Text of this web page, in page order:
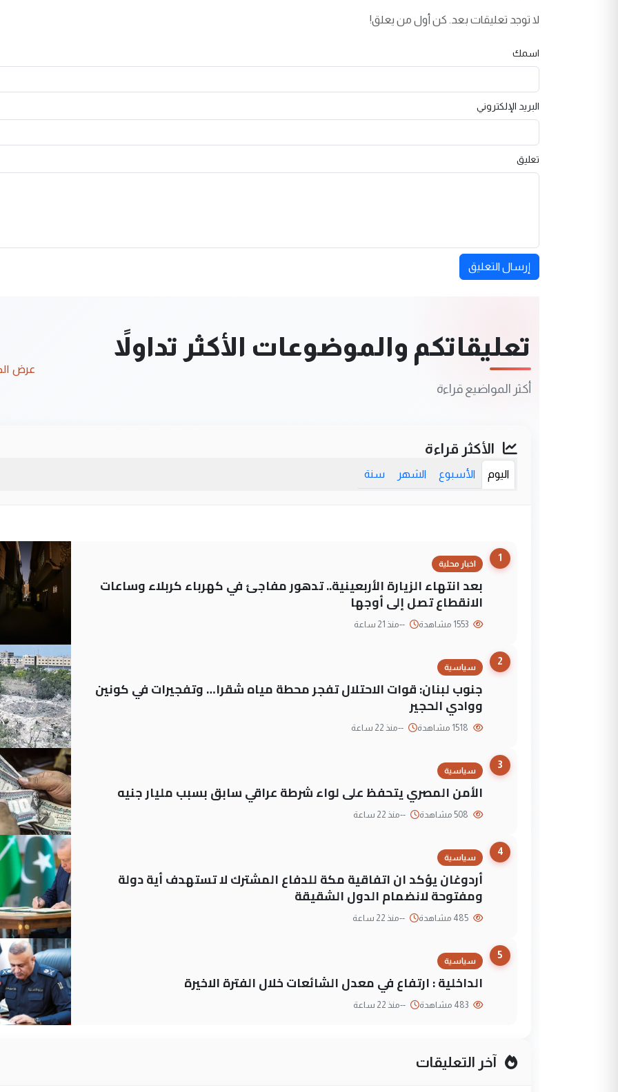
لا توجد تعليقات بعد. كن أول من يعلق!
اسمك
البريد الإلكتروني
تعليق
إرسال التعليق
تعليقاتكم والموضوعات الأكثر تداولاً
أكثر المواضيع قراءة
عرض
الأكثر قراءة
اليوم الأسبوع الشهر سنة
1
اخبار محلية
بعد انتهاء الزيارة الأربعينية.. تدهور مفاجئ في كهرباء كربلاء وساعات
الانقطاع تصل إلى أوجها
--منذ 21 ساعة
2
سياسية
جنوب لبنان: قوات الاحتلال تفجر محطة مياه شقرا… وتفجيرات في كونين
ووادي الحجير
--منذ 22 ساعة
3
سياسية
الأمن المصري يتحفظ على لواء شرطة عراقي سابق بسبب مليار جنيه
--منذ 22 ساعة
4
سياسية
أردوغان يؤكد ان اتفاقية مكة للدفاع المشترك لا تستهدف أية دولة
ومفتوحة لانضمام الدول الشقيقة
--منذ 22 ساعة
5
سياسية
الداخلية : ارتفاع في معدل الشائعات خلال الفترة الاخيرة
--منذ 22 ساعة
آخر التعليقات